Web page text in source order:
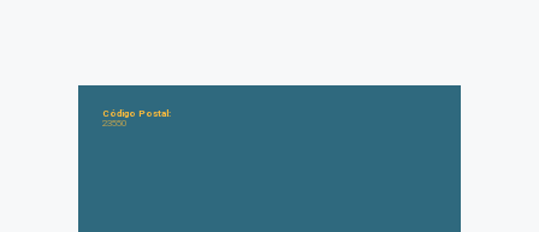
Código Postal:
23550